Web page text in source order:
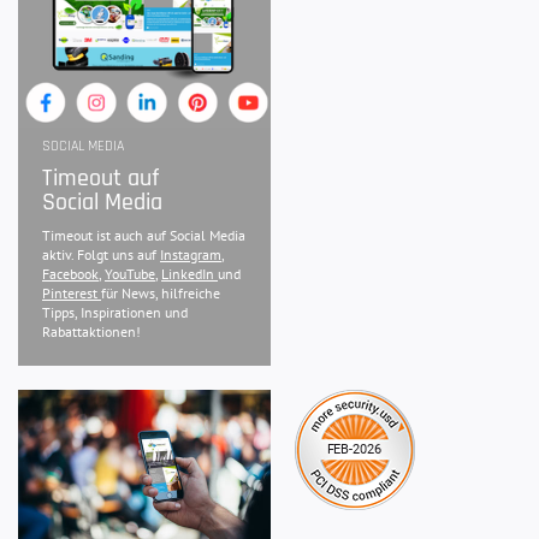
SOCIAL MEDIA
Timeout auf
Social Media
Timeout ist auch auf Social Media
aktiv. Folgt uns auf Instagram,
Facebook, YouTube, LinkedIn und
Pinterest für News, hilfreiche
Tipps, Inspirationen und
Rabattaktionen!